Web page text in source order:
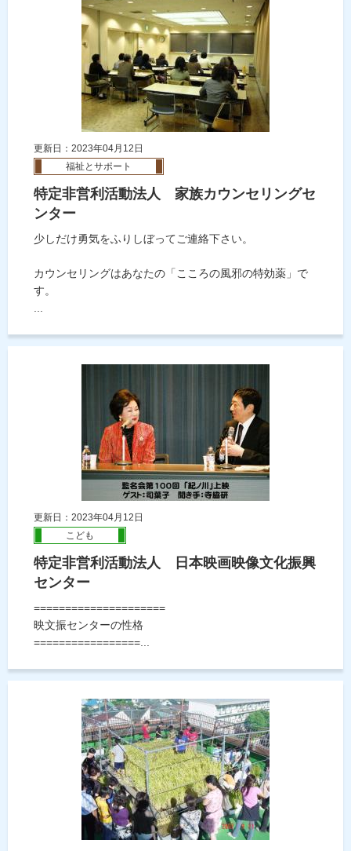
更新日：2023年04月12日
福祉とサポート
特定非営利活動法人 家族カウンセリングセ
ンター
少しだけ勇気をふりしぼってご連絡下さい。
カウンセリングはあなたの「こころの風邪の特効薬」で
す。
更新日：2023年04月12日
こども
特定非営利活動法人 日本映画映像文化振興
センター
=====================
映文振センターの性格
=================...